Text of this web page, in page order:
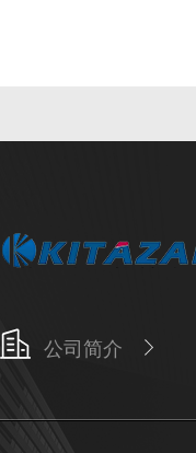
公司简介